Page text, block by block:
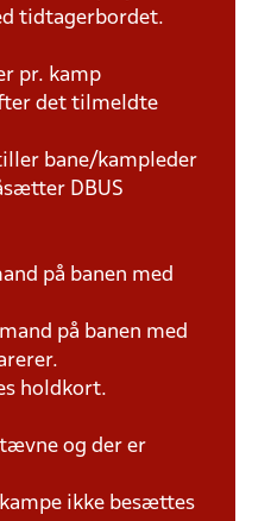
tidtagerbordet.
pr. kamp
det tilmeldte
bane/kampleder
DBUS
på banen med
på banen med
holdkort.
og der er
ikke besættes